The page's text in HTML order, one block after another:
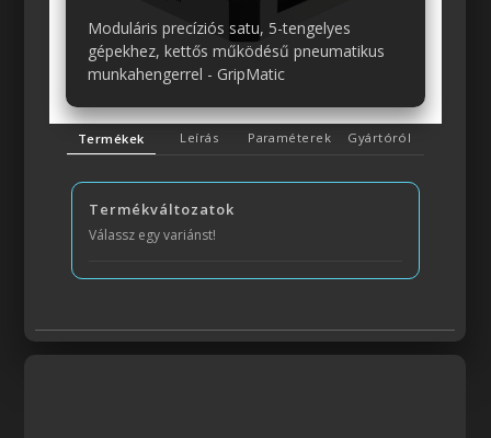
Moduláris precíziós satu, 5-tengelyes
gépekhez, kettős működésű pneumatikus
munkahengerrel - GripMatic
Termékek Leírás Paraméterek Gyártóról
Termékváltozatok
Válassz egy variánst!